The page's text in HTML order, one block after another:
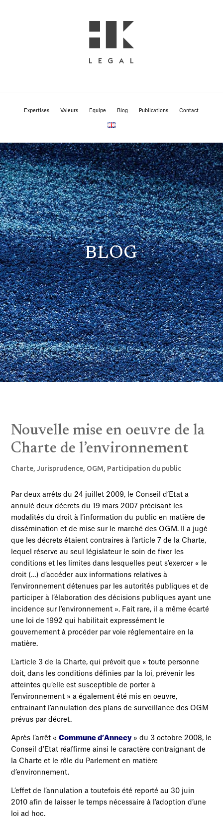
Expertises Valeurs Equipe Blog Publications Contact
BLOG
Nouvelle mise en oeuvre de la
Charte de l’environnement
Charte,Jurisprudence, OGM, Participation du public
Par deux arrêts du 24 juillet 2009, le Conseil d’Etat a
annulé deux décrets du 19 mars 2007 précisant les
modalités du droit à l’information du public en matière de
dissémination et de mise sur le marché des OGM. Il a jugé
que les décrets étaient contraires à l’article 7 de la Charte,
lequel réserve au seul législateur le soin de fixer les
conditions et les limites dans lesquelles peut s’exercer « le
droit (…) d’accéder aux informations relatives à
l’environnement détenues par les autorités publiques et de
participer à l’élaboration des décisions publiques ayant une
incidence sur l’environnement ». Fait rare, il a même écarté
une loi de 1992 qui habilitait expressément le
gouvernement à procéder par voie réglementaire en la
matière.
L’article 3 de la Charte, qui prévoit que « toute personne
doit, dans les conditions définies par la loi, prévenir les
atteintes qu’elle est susceptible de porter à
l’environnement » a également été mis en oeuvre,
entrainant l’annulation des plans de surveillance des OGM
prévus par décret.
Après l’arrêt «Commune d’Annecy» du 3 octobre 2008, le
Conseil d’Etat réaffirme ainsi le caractère contraignant de
la Charte et le rôle du Parlement en matière
d’environnement.
L’effet de l’annulation a toutefois été reporté au 30 juin
2010 afin de laisser le temps nécessaire à l’adoption d’une
loi ad hoc.